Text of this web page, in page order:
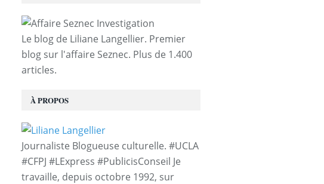
Le blog de Liliane Langellier. Premier
blog sur l'affaire Seznec. Plus de 1.400
articles.
À PROPOS
Journaliste Blogueuse culturelle. #UCLA
#CFPJ #LExpress #PublicisConseil Je
travaille, depuis octobre 1992, sur